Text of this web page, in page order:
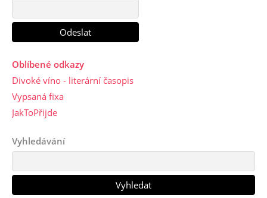
Oblíbené odkazy
Divoké víno - literární časopis
Vypsaná fixa
JakToPřijde
Vyhledávání